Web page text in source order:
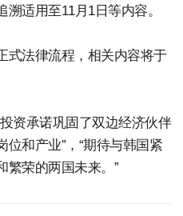
适用至11月1日等内容。
式法律流程，相关内容将于
资承诺巩固了双边经济伙伴
和产业”，“期待与韩国紧
繁荣的两国未来。”